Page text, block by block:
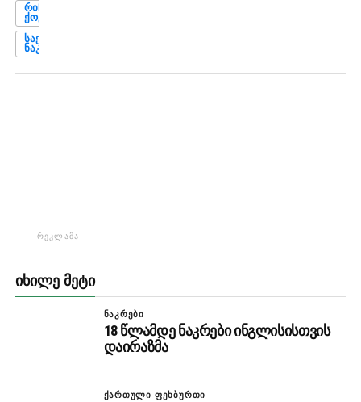
ᲠᲘᲩᲐᲠᲓ
ᲥᲝᲥᲠᲘᲚᲘ
ᲡᲐᲥᲐᲠᲗᲕᲔᲚᲝᲡ
ᲜᲐᲙᲠᲔᲑᲘ
ᲠᲔᲙᲚᲐᲛᲐ
ᲘᲮᲘᲚᲔ ᲛᲔᲢᲘ
ᲜᲐᲙᲠᲔᲑᲘ
18 წლამდე ნაკრები ინგლისისთვის
დაირაზმა
ᲥᲐᲠᲗᲣᲚᲘ ᲤᲔᲮᲑᲣᲠᲗᲘ